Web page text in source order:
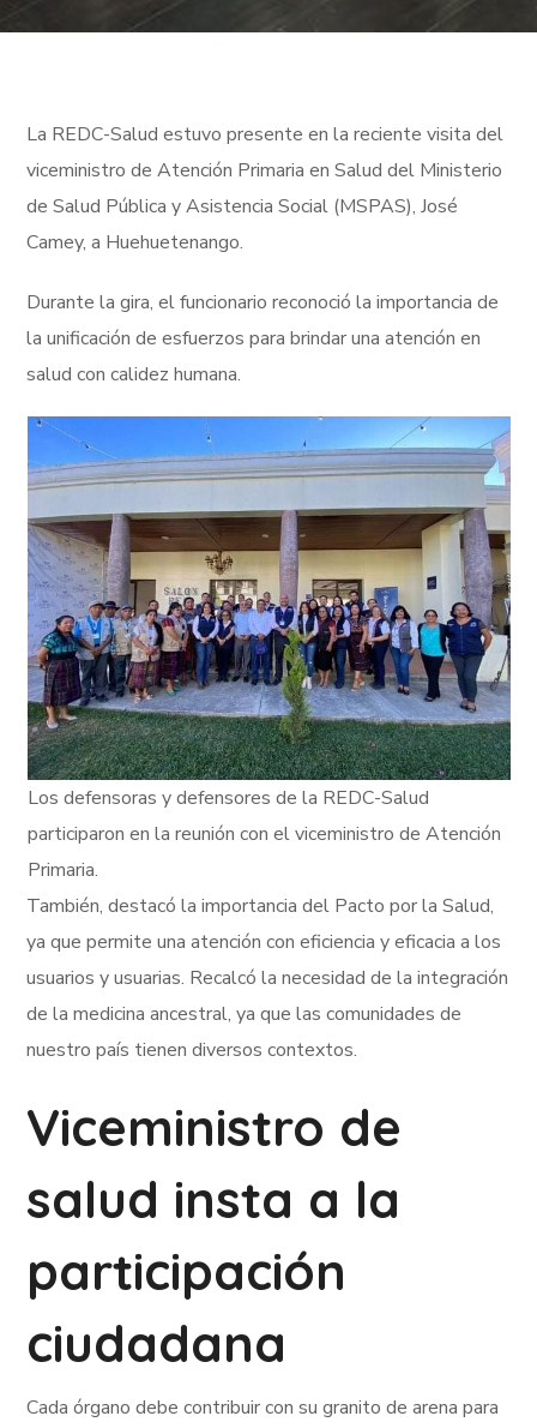
La REDC-Salud estuvo presente en la reciente visita del
viceministro de Atención Primaria en Salud del Ministerio
de Salud Pública y Asistencia Social (MSPAS), José
Camey, a Huehuetenango.
Durante la gira, el funcionario reconoció la importancia de
la unificación de esfuerzos para brindar una atención en
salud con calidez humana.
Los defensoras y defensores de la REDC-Salud
participaron en la reunión con el viceministro de Atención
Primaria.
También, destacó la importancia del Pacto por la Salud,
ya que permite una atención con eficiencia y eficacia a los
usuarios y usuarias. Recalcó la necesidad de la integración
de la medicina ancestral, ya que las comunidades de
nuestro país tienen diversos contextos.
Viceministro de
salud insta a la
participación
ciudadana
Cada órgano debe contribuir con su granito de arena para